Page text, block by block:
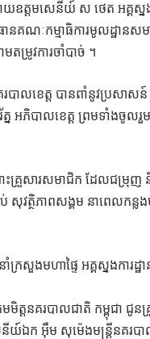
យឧត្ដមសេនីយ៍ ស ថេត អគ្គ
នគណៈកម្មាធិការមូលដ្ឋា
ម្រូវការចាំបាច់ ។
ាលខេត្ត បានពាំនូវប្រសាស
អភិបាលខេត្ត ព្រមទាំងចូល
ារសមាជិក ដែលជម្រុញ និង
ាប់ សុវត្ថិភាពសង្គម នាពេល
សួងមហាផ្ទៃ អគ្គស្នងការដ្
មមិត្តនគរបាលជាតិ កម្ពុជា ជូ
អ៊ឹម សុម៉េងមន្ត្រីនគរបាល